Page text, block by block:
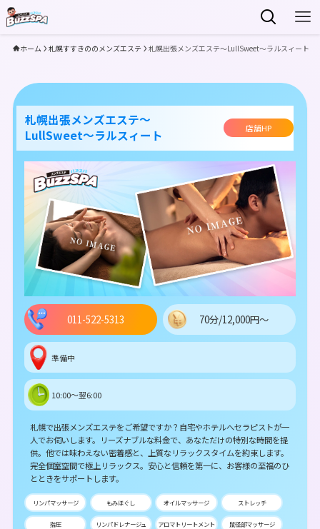
ホーム 札幌すすきののメンズエステ 札幌出張メンズエステ～LullSweet～ラルスィート
札幌出張メンズエステ～
LullSweet～ラルスィート
店舗HP
011-522-5313 70分/12,000円～
準備中
10:00～翌6:00
札幌で出張メンズエステをご希望ですか？自宅やホテルへセラピストが一
人でお伺いします。リーズナブルな料金で、あなただけの特別な時間を提
供。他では味わえない密着感と、上質なリラックスタイムを約束します。
完全個室空間で極上リラックス。安心と信頼を第一に、お客様の至福のひ
とときをサポートします。
リンパマッサージ もみほぐし オイルマッサージ ストレッチ
指圧 リンパドレナージュ アロマトリートメント 鼠径部マッサージ